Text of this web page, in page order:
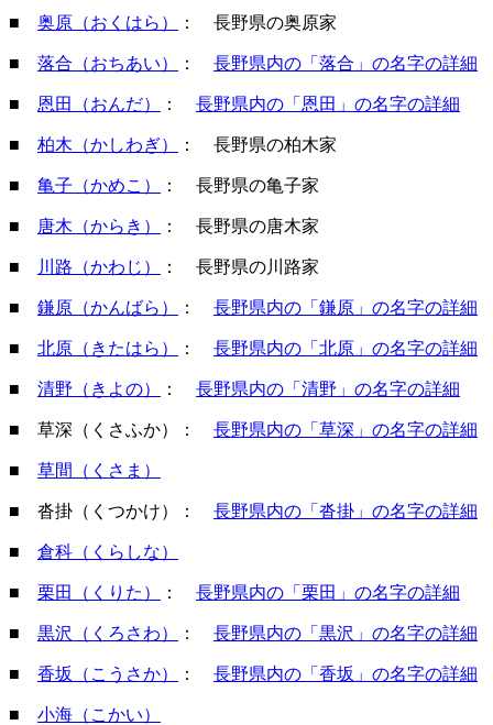
■ 奥原（おくはら） ： 長野県の奥原家
■ 落合（おちあい） ： 長野県内の「落合」の名字の詳細
■ 恩田（おんだ） ： 長野県内の「恩田」の名字の詳細
■ 柏木（かしわぎ） ： 長野県の柏木家
■ 亀子（かめこ） ： 長野県の亀子家
■ 唐木（からき） ： 長野県の唐木家
■ 川路（かわじ） ： 長野県の川路家
■ 鎌原（かんばら） ： 長野県内の「鎌原」の名字の詳細
■ 北原（きたはら） ： 長野県内の「北原」の名字の詳細
■ 清野（きよの） ： 長野県内の「清野」の名字の詳細
■ 草深（くさふか）： 長野県内の「草深」の名字の詳細
■ 草間（くさま）
■ 沓掛（くつかけ）： 長野県内の「沓掛」の名字の詳細
■ 倉科（くらしな）
■ 栗田（くりた） ： 長野県内の「栗田」の名字の詳細
■ 黒沢（くろさわ） ： 長野県内の「黒沢」の名字の詳細
■ 香坂（こうさか） ： 長野県内の「香坂」の名字の詳細
■ 小海（こかい）